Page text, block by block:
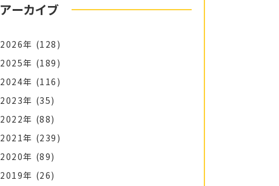
アーカイブ
2026年 (128)
2025年 (189)
2024年 (116)
2023年 (35)
2022年 (88)
2021年 (239)
2020年 (89)
2019年 (26)